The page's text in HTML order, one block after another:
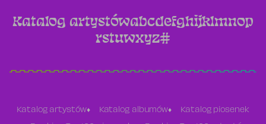
Katalog artystówabcdefghijklmnop
rstuwxyz#
Katalog artystów Katalog albumów Katalog piosenek